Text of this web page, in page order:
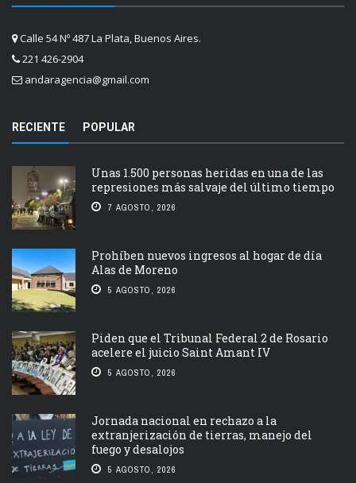
Calle 54 Nº 487 La Plata, Buenos Aires.
221 426-2904
andaragencia@gmail.com
RECIENTE POPULAR
Unas 1.500 personas heridas en una de las
represiones más salvaje del último tiempo
7 AGOSTO, 2026
Prohíben nuevos ingresos al hogar de día
Alas de Moreno
5 AGOSTO, 2026
Piden que el Tribunal Federal 2 de Rosario
acelere el juicio Saint Amant IV
5 AGOSTO, 2026
Jornada nacional en rechazo a la
extranjerización de tierras, manejo del
fuego y desalojos
5 AGOSTO, 2026